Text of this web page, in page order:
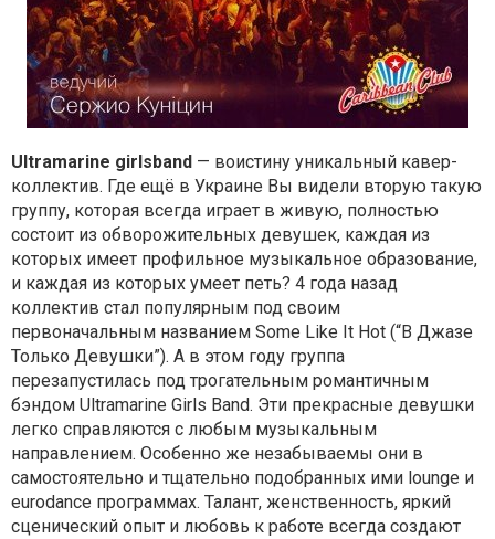
Ultramarine girlsband — воистину уникальный кавер-
коллектив. Где ещё в Украине Вы видели вторую такую
группу, которая всегда играет в живую, полностью
состоит из обворожительных девушек, каждая из
которых имеет профильное музыкальное образование,
и каждая из которых умеет петь? 4 года назад
коллектив стал популярным под своим
первоначальным названием Some Like It Hot (“В Джазе
Только Девушки”). А в этом году группа
перезапустилась под трогательным романтичным
бэндом Ultramarine Girls Band. Эти прекрасные девушки
легко справляются с любым музыкальным
направлением. Особенно же незабываемы они в
самостоятельно и тщательно подобранных ими lounge и
eurodance программах. Талант, женственность, яркий
сценический опыт и любовь к работе всегда создают